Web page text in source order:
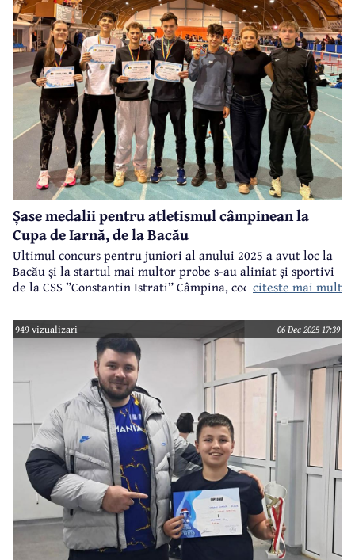
Șase medalii pentru atletismul câmpinean la
Cupa de Iarnă, de la Bacău
Ultimul concurs pentru juniori al anului 2025 a avut loc la
Bacău și la startul mai multor probe s-au aliniat și sportivi
de la CSS ”Constantin Istrati” Câmpina, coordonatorciteste mai mult
949 vizualizari 06 Dec 2025 17:39